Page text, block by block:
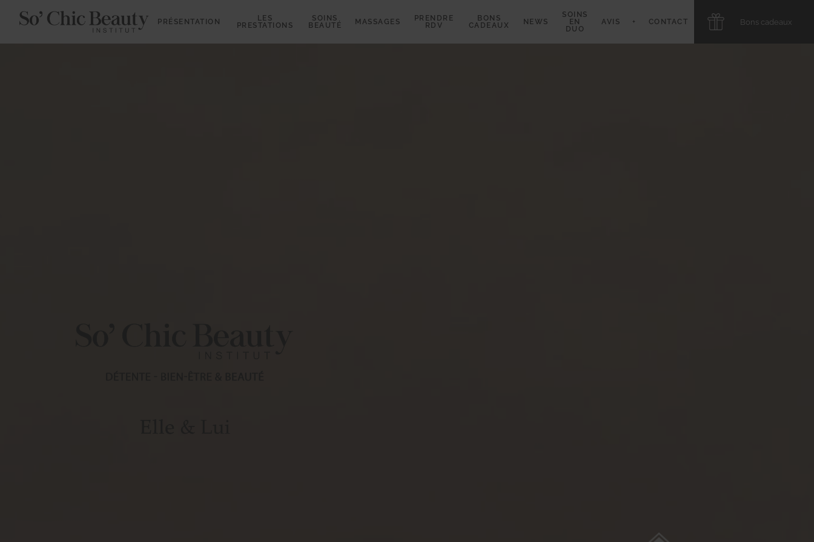
PRÉSENTATION
LES
PRESTATIONS
SOINS
BEAUTÉ
MASSAGES
PRENDRE
RDV
BONS
CADEAUX
NEWS
SOINS
EN
DUO
AVIS + CONTACT Bons cadeaux